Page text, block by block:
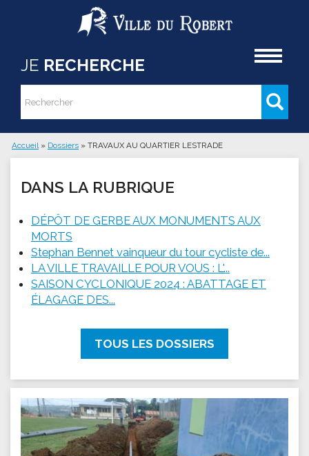
Aller au contenu principal
JE RECHERCHE
Formulaire de recherche
Rechercher
Vous êtes ici
Accueil » Dossiers » TRAVAUX AU QUARTIER LESTRADE
DANS LA RUBRIQUE
DÉPÔT DE GERBE AUX MONUMENTS AUX
MORTS
Stephan Bennet vainqueur du tour cycliste de...
LA VILLE TRAVAILLE POUR VOUS : L'...
SAISON CYCLONIQUE 2024 : ABATTAGE ET
ÉLAGAGE DES...
TOUS LES DOSSIERS